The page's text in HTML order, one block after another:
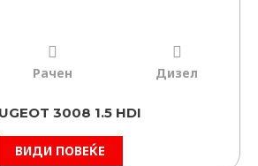
Рачен Дизел
3008 1.5 HDI
ВИДИ ПОВЕЌЕ